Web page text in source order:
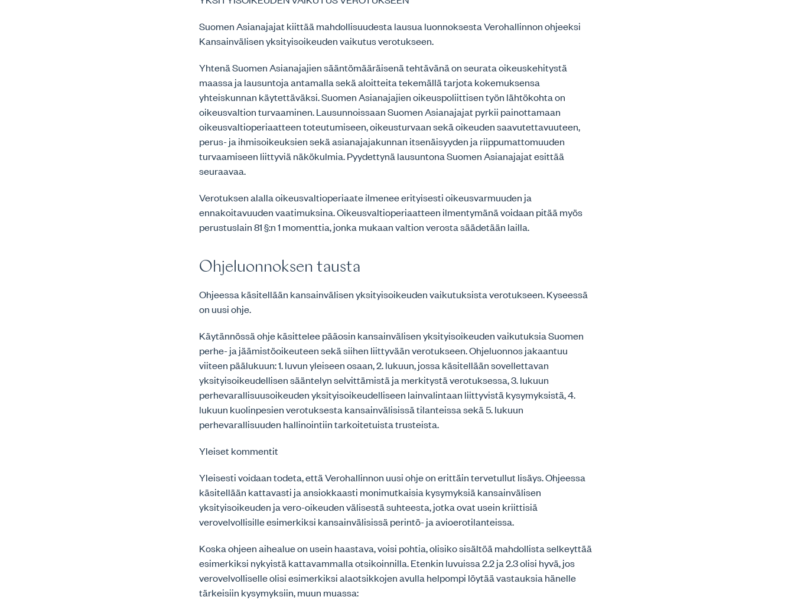
Suomen Asianajajat kiittää mahdollisuudesta lausua luonnoksesta Verohallinnon ohjeeksi
Kansainvälisen yksityisoikeuden vaikutus verotukseen.
Yhtenä Suomen Asianajajien sääntömääräisenä tehtävänä on seurata oikeuskehitystä
maassa ja lausuntoja antamalla sekä aloitteita tekemällä tarjota kokemuksensa
yhteiskunnan käytettäväksi. Suomen Asianajajien oikeuspoliittisen työn lähtökohta on
oikeusvaltion turvaaminen. Lausunnoissaan Suomen Asianajajat pyrkii painottamaan
oikeusvaltioperiaatteen toteutumiseen, oikeusturvaan sekä oikeuden saavutettavuuteen,
perus- ja ihmisoikeuksien sekä asianajajakunnan itsenäisyyden ja riippumattomuuden
turvaamiseen liittyviä näkökulmia. Pyydettynä lausuntona Suomen Asianajajat esittää
seuraavaa.
Verotuksen alalla oikeusvaltioperiaate ilmenee erityisesti oikeusvarmuuden ja
ennakoitavuuden vaatimuksina. Oikeusvaltioperiaatteen ilmentymänä voidaan pitää myös
perustuslain 81 §:n 1 momenttia, jonka mukaan valtion verosta säädetään lailla.
Ohjeluonnoksen tausta
Ohjeessa käsitellään kansainvälisen yksityisoikeuden vaikutuksista verotukseen. Kyseessä
on uusi ohje.
Käytännössä ohje käsittelee pääosin kansainvälisen yksityisoikeuden vaikutuksia Suomen
perhe- ja jäämistöoikeuteen sekä siihen liittyvään verotukseen. Ohjeluonnos jakaantuu
viiteen päälukuun: 1. luvun yleiseen osaan, 2. lukuun, jossa käsitellään sovellettavan
yksityisoikeudellisen sääntelyn selvittämistä ja merkitystä verotuksessa, 3. lukuun
perhevarallisuusoikeuden yksityisoikeudelliseen lainvalintaan liittyvistä kysymyksistä, 4.
lukuun kuolinpesien verotuksesta kansainvälisissä tilanteissa sekä 5. lukuun
perhevarallisuuden hallinointiin tarkoitetuista trusteista.
Yleiset kommentit
Yleisesti voidaan todeta, että Verohallinnon uusi ohje on erittäin tervetullut lisäys. Ohjeessa
käsitellään kattavasti ja ansiokkaasti monimutkaisia kysymyksiä kansainvälisen
yksityisoikeuden ja vero-oikeuden välisestä suhteesta, jotka ovat usein kriittisiä
verovelvollisille esimerkiksi kansainvälisissä perintö- ja avioerotilanteissa.
Koska ohjeen aihealue on usein haastava, voisi pohtia, olisiko sisältöä mahdollista selkeyttää
esimerkiksi nykyistä kattavammalla otsikoinnilla. Etenkin luvuissa 2.2 ja 2.3 olisi hyvä, jos
verovelvolliselle olisi esimerkiksi alaotsikkojen avulla helpompi löytää vastauksia hänelle
tärkeisiin kysymyksiin, muun muassa: